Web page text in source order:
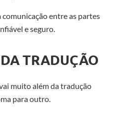
entre as partes
e seguro.
TRADUÇÃO
muito alémda tradução
para outro.